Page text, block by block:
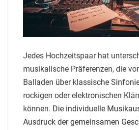
Jedes Hochzeitspaar hat
musikalische Präferenzen, die
Balladen über klassische
rockigen oder elektronischen
können. Die individuelle
Ausdruck der gemeinsamen